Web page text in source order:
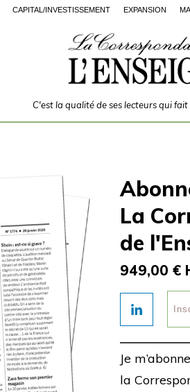
CAPITAL/INVESTISSEMENT EXPANSION
C'est la qualité de ses lecteurs qui
La
de
949,00 €
Je
la